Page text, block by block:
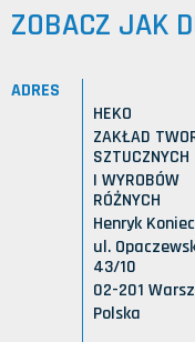
ZOBACZ JAK
ADRES
HEKO
ZAKŁAD
SZTUCZNYCH
I WYROBÓW
RÓŻNYCH
Henryk
ul.
43/10
02-201
Polska